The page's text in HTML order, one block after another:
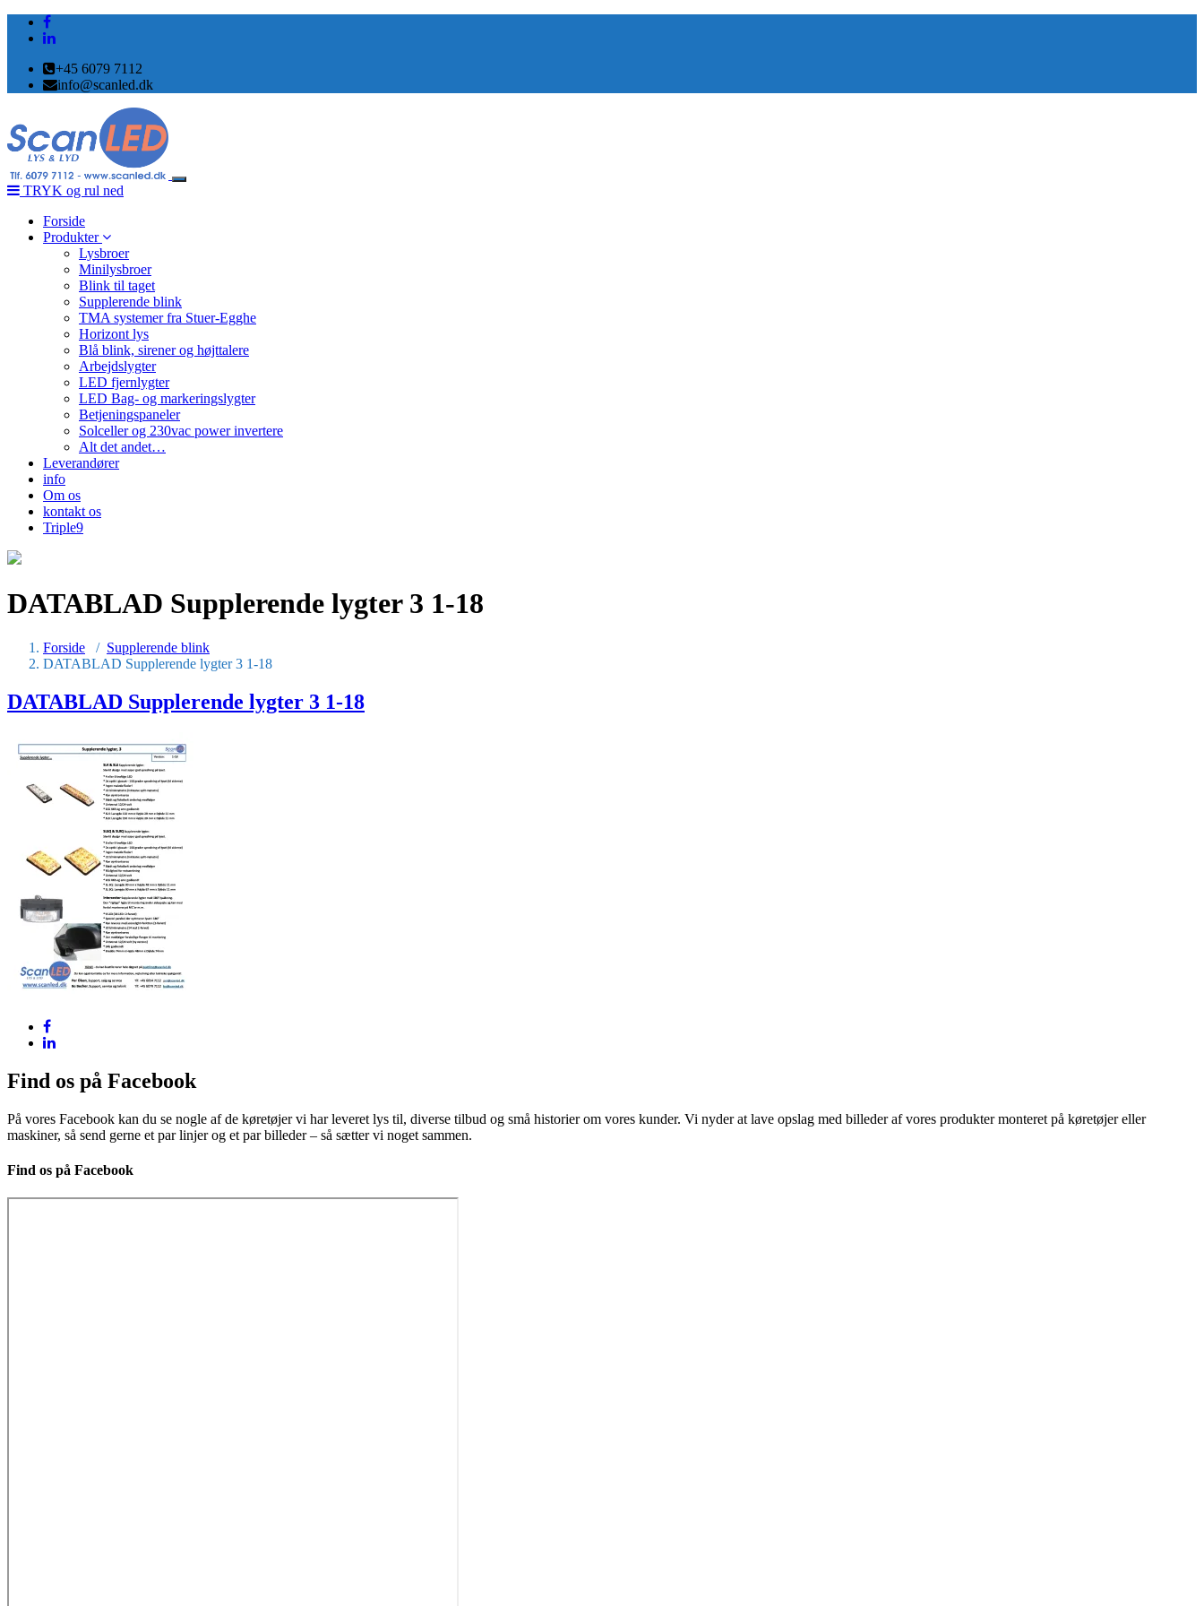
+45 6079 7112
info@scanled.dk
Toggle
TRYK og rul ned
Forside
Produkter
Lysbroer
Minilysbroer
Blink til taget
Supplerende blink
TMA systemer fra Stuer-Egghe
Horizont lys
Blå blink, sirener og højttalere
Arbejdslygter
LED fjernlygter
LED Bag- og markeringslygter
Betjeningspaneler
Solceller og 230vac power invertere
Alt det andet…
Leverandører
info
Om os
kontakt os
Triple9
DATABLAD Supplerende lygter 3 1-18
Forside / Supplerende blink
DATABLAD Supplerende lygter 3 1-18
DATABLAD Supplerende lygter 3 1-18
Find os på Facebook
På vores Facebook kan du se nogle af de køretøjer vi har leveret lys til, diverse tilbud og små historier om vores kunder. Vi nyder at lave opslag med billeder af vores produkter monteret på køretøjer eller
maskiner, så send gerne et par linjer og et par billeder – så sætter vi noget sammen.
Find os på Facebook